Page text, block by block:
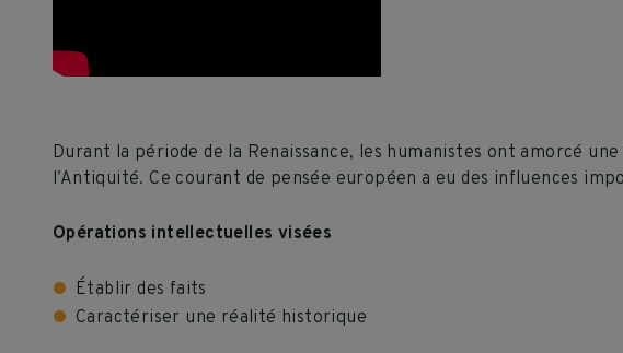
Durant la période de la Renaissance, les humanistes ont amorcé
l’Antiquité. Ce courant de pensée européen a eu des influences
Opérations intellectuelles visées
Établir des faits
Caractériser une réalité historique